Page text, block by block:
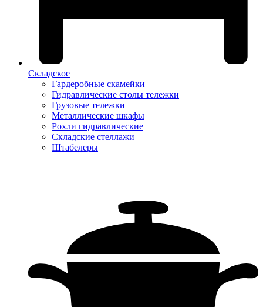
Складское
Гардеробные скамейки
Гидравлические столы тележки
Грузовые тележки
Металлические шкафы
Рохли гидравлические
Складские стеллажи
Штабелеры